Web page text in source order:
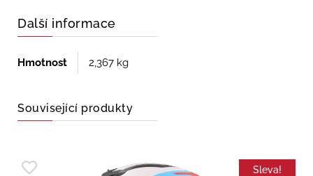
Další informace
Hmotnost 2,367 kg
Související produkty
Sleva!